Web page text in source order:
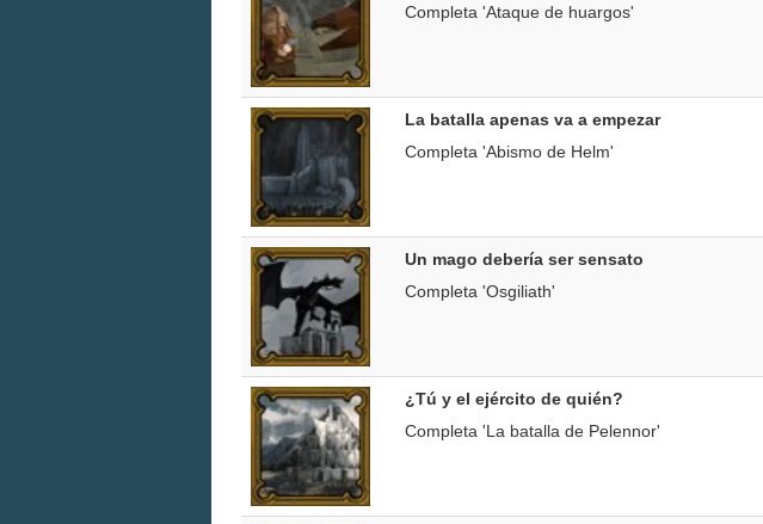
Completa 'Ataque de huargos'
La batalla apenas va a empezar
Completa 'Abismo de Helm'
Un mago debería ser sensato
Completa 'Osgiliath'
¿Tú y el ejército de quién?
Completa 'La batalla de Pelennor'